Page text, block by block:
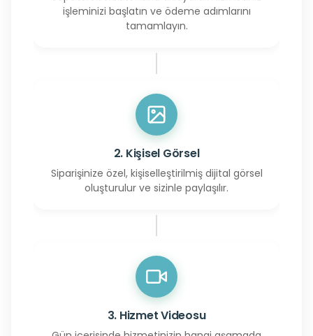
işleminizi başlatın ve ödeme adımlarını
tamamlayın.
2. Kişisel Görsel
Siparişinize özel, kişiselleştirilmiş dijital görsel
oluşturulur ve sizinle paylaşılır.
3. Hizmet Videosu